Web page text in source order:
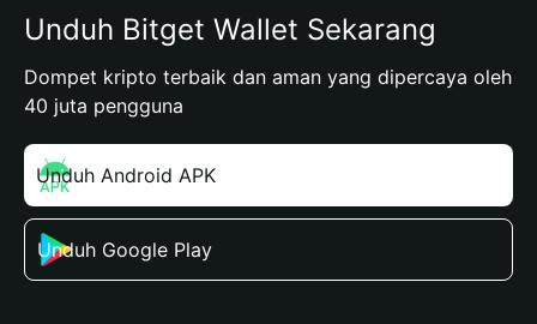
Unduh Bitget Wallet Sekarang
Dompet kripto terbaik dan aman yang dipercaya oleh
40 juta pengguna
Unduh Android APK
Unduh Google Play